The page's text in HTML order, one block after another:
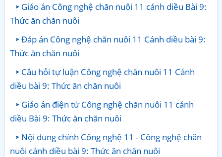
Giáo án Công nghệ chăn nuôi 11 cánh diều Bài 9:
Thức ăn chăn nuôi
Đáp án Công nghệ chăn nuôi 11 Cánh diều bài 9:
Thức ăn chăn nuôi
Câu hỏi tự luận Công nghệ chăn nuôi 11 Cánh
diều bài 9: Thức ăn chăn nuôi
Giáo án điện tử Công nghệ chăn nuôi 11 cánh
diều Bài 9: Thức ăn chăn nuôi
Nội dung chính Công nghệ 11 - Công nghệ chăn
nuôi cánh diều bài 9: Thức ăn chăn nuôi